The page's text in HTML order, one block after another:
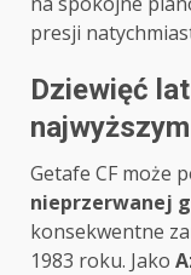
presji
Dziewięć
Getafe CF może
nieprzerwanej
konsekwentne
1983 roku. Jako